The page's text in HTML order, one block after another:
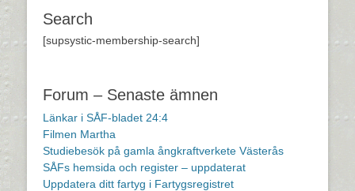
Search
[supsystic-membership-search]
Forum – Senaste ämnen
Länkar i SÅF-bladet 24:4
Filmen Martha
Studiebesök på gamla ångkraftverkete Västerås
SÅFs hemsida och register – uppdaterat
Uppdatera ditt fartyg i Fartygsregistret